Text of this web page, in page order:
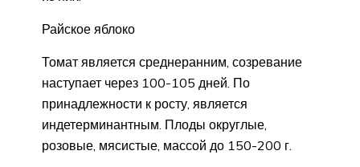
Райское яблоко
Томат является среднеранним, созревание
наступает через 100-105 дней. По
принадлежности к росту, является
индетерминантным. Плоды округлые,
розовые, мясистые, массой до 150-200 г.